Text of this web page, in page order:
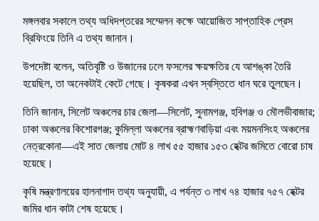
মঙ্গলবার সকালে তথ্য অধিদপ্তরের সম্মেলন কক্ষে আয়োজিত সাপ্তাহিক প্রেস
ব্রিফিংয়ে তিনি এ তথ্য জানান।
উপদেষ্টা বলেন, অতিবৃষ্টি ও উজানের ঢলে ফসলের ক্ষয়ক্ষতির যে আশঙ্কা তৈরি
হয়েছিল, তা অনেকটাই কেটে গেছে। কৃষকরা এখন স্বস্তিতে ধান ঘরে তুলছেন।
তিনি জানান, সিলেট অঞ্চলের চার জেলা—সিলেট, সুনামগঞ্জ, হবিগঞ্জ ও মৌলভীবাজার;
ঢাকা অঞ্চলের কিশোরগঞ্জ; কুমিল্লা অঞ্চলের ব্রাহ্মণবাড়িয়া এবং ময়মনসিংহ অঞ্চলের
নেত্রকোনা—এই সাত জেলায় মোট ৪ লাখ ৫৫ হাজার ১৫৩ হেক্টর জমিতে বোরো চাষ
হয়েছে।
কৃষি মন্ত্রণালয়ের হালনাগাদ তথ্য অনুযায়ী, এ পর্যন্ত ৩ লাখ ৭৪ হাজার ৭৫৭ হেক্টর
জমির ধান কাটা শেষ হয়েছে।